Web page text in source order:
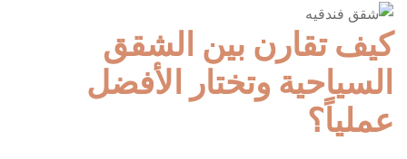
كيف تقارن بين الشقق
السياحية وتختار الأفضل
عملياً؟